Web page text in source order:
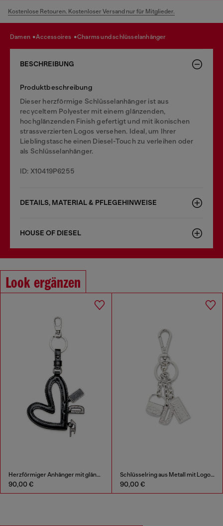
Kostenlose Retouren. Kostenloser Versand nur für Mitglieder.
damen accessoires charms und schlüsselanhänger
BESCHREIBUNG
Produktbeschreibung
Dieser herzförmige Schlüsselanhänger ist aus
recyceltem Polyester mit einem glänzenden,
hochglänzenden Finish gefertigt und mit ikonischen
strassverzierten Logos versehen. Ideal, um Ihrer
Lieblingstasche einen Diesel-Touch zu verleihen oder
als Schlüsselanhänger.
ID: X10419P6255
DETAILS, MATERIAL & PFLEGEHINWEISE
HOUSE OF DIESEL
Look ergänzen
Herzförmiger Anhänger mit glänzendem Finish
90,00 €
Schlüsselring aus Metall mit Logo-Charms
90,00 €